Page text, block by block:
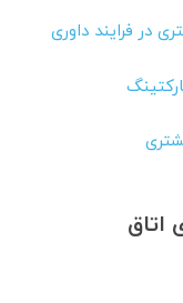
در فرایند داوری
اتاق